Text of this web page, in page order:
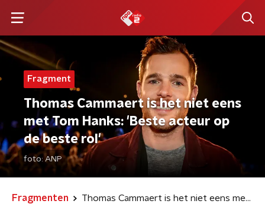
Fragment
Thomas Cammaert is het niet eens
met Tom Hanks: 'Beste acteur op
de beste rol'
foto:ANP
Fragmenten Thomas Cammaert is het niet eens met Tom Hanks: 'Beste acteur op de beste rol'